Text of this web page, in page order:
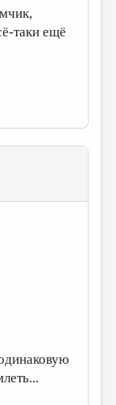
таки ещё